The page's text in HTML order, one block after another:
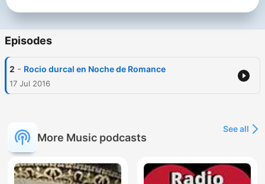
Episodes
2 - Rocio durcal en Noche de Romance
17 Jul 2016
More Music podcasts
See all